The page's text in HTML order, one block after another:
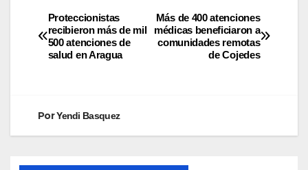
Más de 400 atenciones
médicas beneficiaron a
comunidades remotas
de Cojedes
Proteccionistas
recibieron más de mil
500 atenciones de
salud en Aragua
PorYendi Basquez